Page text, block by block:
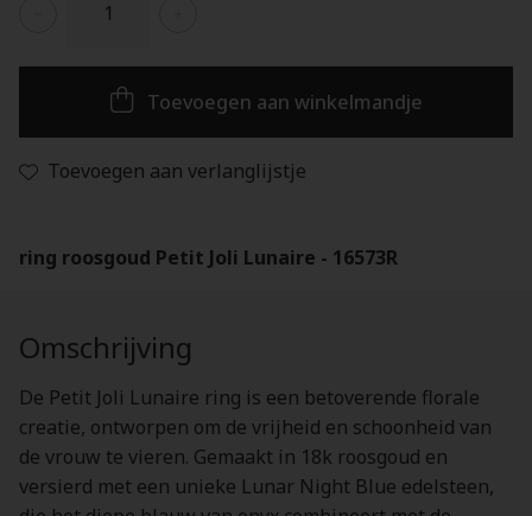
Toevoegen aan winkelmandje
Toevoegen aan verlanglijstje
ring roosgoud Petit Joli Lunaire - 16573R
Omschrijving
De Petit Joli Lunaire ring is een betoverende florale
creatie, ontworpen om de vrijheid en schoonheid van
de vrouw te vieren. Gemaakt in 18k roosgoud en
versierd met een unieke Lunar Night Blue edelsteen,